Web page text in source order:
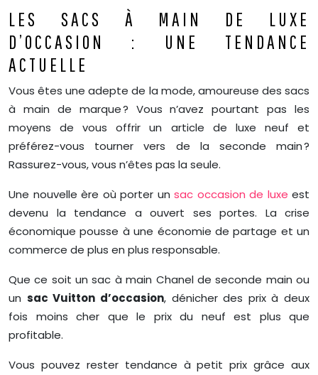
LES SACS À MAIN DE LUXE
D’OCCASION : UNE TENDANCE
ACTUELLE
Vous êtes une adepte de la mode, amoureuse des sacs
à main de marque ? Vous n’avez pourtant pas les
moyens de vous offrir un article de luxe neuf et
préférez-vous tourner vers de la seconde main ?
Rassurez-vous, vous n’êtes pas la seule.
Une nouvelle ère où porter un sac occasion de luxe est
devenu la tendance a ouvert ses portes. La crise
économique pousse à une économie de partage et un
commerce de plus en plus responsable.
Que ce soit un sac à main Chanel de seconde main ou
un sac Vuitton d’occasion, dénicher des prix à deux
fois moins cher que le prix du neuf est plus que
profitable.
Vous pouvez rester tendance à petit prix grâce aux